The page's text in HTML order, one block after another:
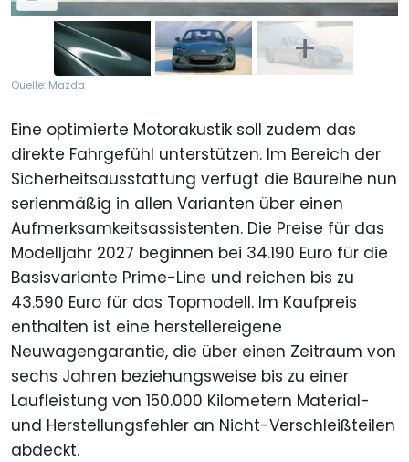
Quelle: Mazda
Eine optimierte Motorakustik soll zudem das
direkte Fahrgefühl unterstützen. Im Bereich der
Sicherheitsausstattung verfügt die Baureihe nun
serienmäßig in allen Varianten über einen
Aufmerksamkeitsassistenten. Die Preise für das
Modelljahr 2027 beginnen bei 34.190 Euro für die
Basisvariante Prime-Line und reichen bis zu
43.590 Euro für das Topmodell. Im Kaufpreis
enthalten ist eine herstellereigene
Neuwagengarantie, die über einen Zeitraum von
sechs Jahren beziehungsweise bis zu einer
Laufleistung von 150.000 Kilometern Material-
und Herstellungsfehler an Nicht-Verschleißteilen
abdeckt.